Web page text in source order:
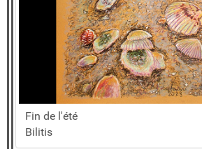
Fin de l'été
Bilitis